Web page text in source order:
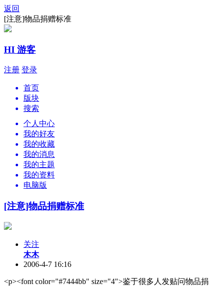
返回
[注意]物品捐赠标准
HI 游客
注册 登录
首页
版块
搜索
个人中心
我的好友
我的收藏
我的消息
我的主题
我的资料
电脑版
[注意]物品捐赠标准
关注
木木
2006-4-7 16:16
<p><font color="#7444bb" size="4">鉴于很多人发贴问物品捐